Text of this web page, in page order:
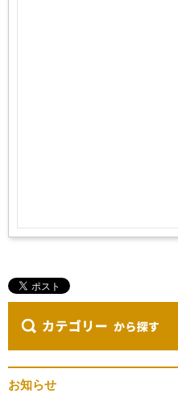
お知らせ